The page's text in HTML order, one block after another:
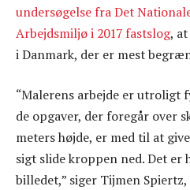
undersøgelse fra Det
Arbejdsmiljø i 2017 fastslog,
i Danmark, der er mest
“Malerens arbejde er utroligt
de opgaver, der foregår over
meters højde, er med til at
sigt slide kroppen ned. Det er
billedet,” siger Tijmen Spiertz,